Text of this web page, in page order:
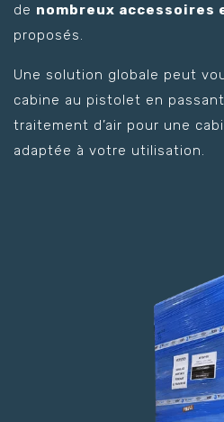
de nombreux accessoires
proposés.
Une solution globale peut
cabine au pistolet en
traitement d’air pour une
adaptée à votre utilisation.